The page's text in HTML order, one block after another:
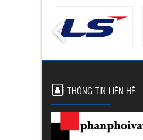
THÔNG TIN LIÊN HỆ